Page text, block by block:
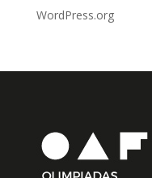
WordPress.org